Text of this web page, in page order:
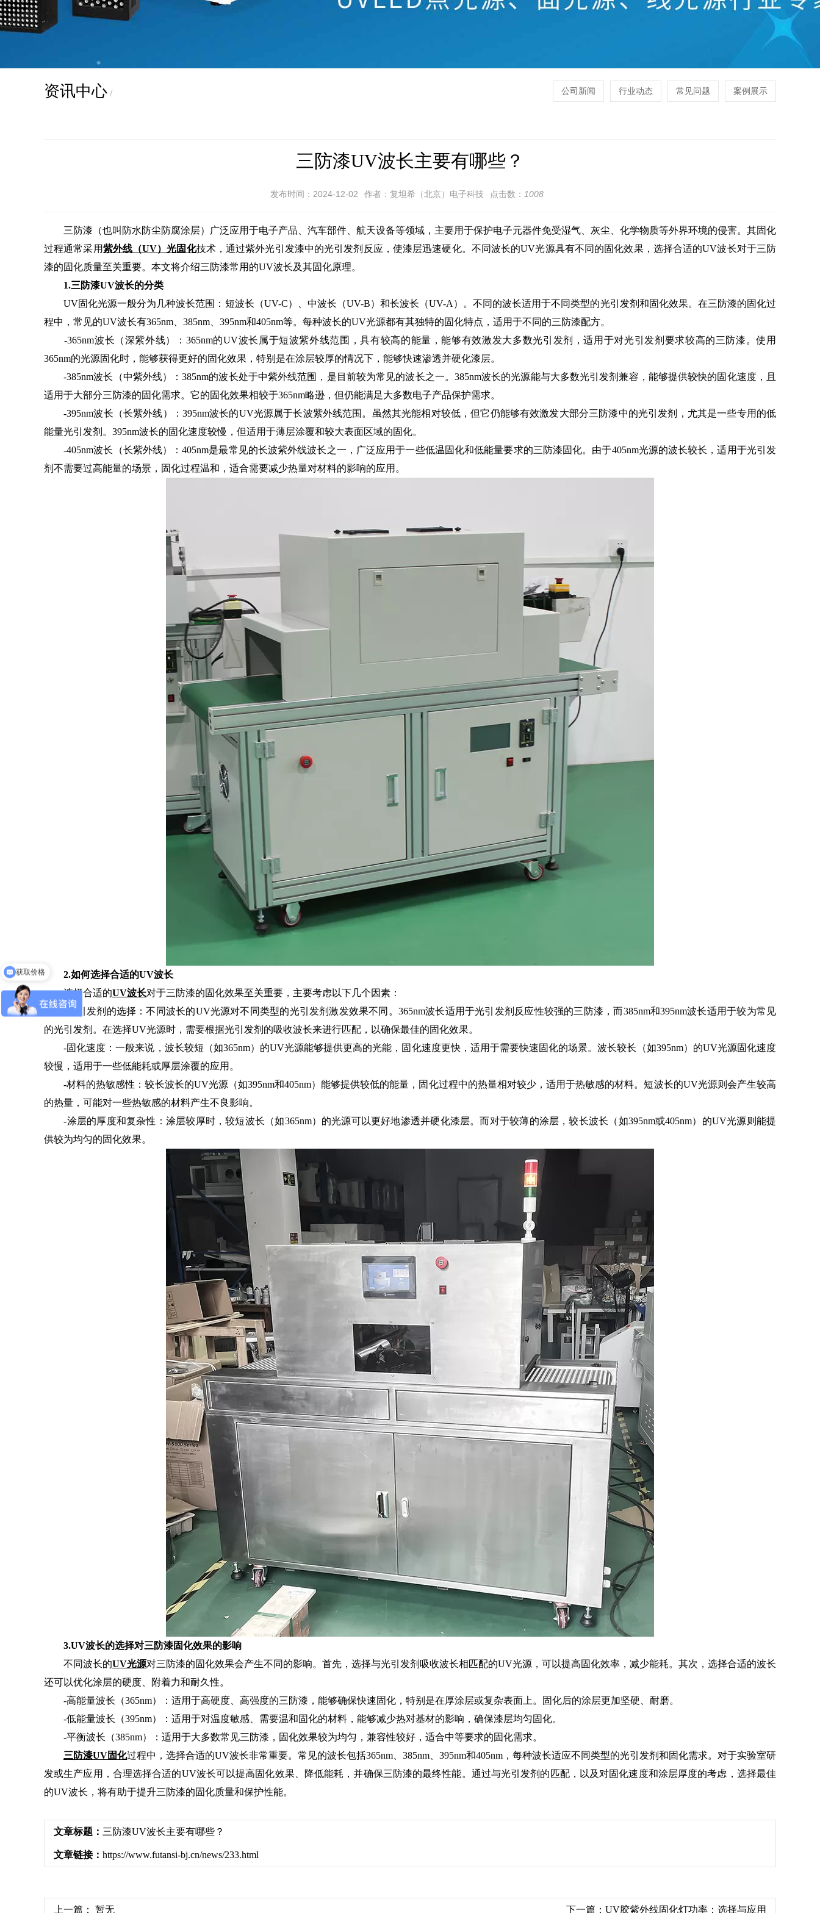
资讯中心 / 公司新闻 行业动态 常见问题 案例展示
三防漆UV波长主要有哪些？
发布时间：2024-12-02 作者：复坦希（北京）电子科技 点击数： 1008
三防漆（也叫防水防尘防腐涂层）广泛应用于电子产品、汽车部件、航天设备等领域，主要用于保护电子元器件免受湿气、灰尘、化学物质等外界环境的侵害。其固化
过程通常采用紫外线（UV）光固化技术，通过紫外光引发漆中的光引发剂反应，使漆层迅速硬化。不同波长的UV光源具有不同的固化效果，选择合适的UV波长对于三防
漆的固化质量至关重要。本文将介绍三防漆常用的UV波长及其固化原理。
1.三防漆UV波长的分类
UV固化光源一般分为几种波长范围：短波长（UV-C）、中波长（UV-B）和长波长（UV-A）。不同的波长适用于不同类型的光引发剂和固化效果。在三防漆的固化过
程中，常见的UV波长有365nm、385nm、395nm和405nm等。每种波长的UV光源都有其独特的固化特点，适用于不同的三防漆配方。
-365nm波长（深紫外线）：365nm的UV波长属于短波紫外线范围，具有较高的能量，能够有效激发大多数光引发剂，适用于对光引发剂要求较高的三防漆。使用
365nm的光源固化时，能够获得更好的固化效果，特别是在涂层较厚的情况下，能够快速渗透并硬化漆层。
-385nm波长（中紫外线）：385nm的波长处于中紫外线范围，是目前较为常见的波长之一。385nm波长的光源能与大多数光引发剂兼容，能够提供较快的固化速度，且
适用于大部分三防漆的固化需求。它的固化效果相较于365nm略逊，但仍能满足大多数电子产品保护需求。
-395nm波长（长紫外线）：395nm波长的UV光源属于长波紫外线范围。虽然其光能相对较低，但它仍能够有效激发大部分三防漆中的光引发剂，尤其是一些专用的低
能量光引发剂。395nm波长的固化速度较慢，但适用于薄层涂覆和较大表面区域的固化。
-405nm波长（长紫外线）：405nm是最常见的长波紫外线波长之一，广泛应用于一些低温固化和低能量要求的三防漆固化。由于405nm光源的波长较长，适用于光引发
剂不需要过高能量的场景，固化过程温和，适合需要减少热量对材料的影响的应用。
2.如何选择合适的UV波长
选择合适的UV波长对于三防漆的固化效果至关重要，主要考虑以下几个因素：
-光引发剂的选择：不同波长的UV光源对不同类型的光引发剂激发效果不同。365nm波长适用于光引发剂反应性较强的三防漆，而385nm和395nm波长适用于较为常见
的光引发剂。在选择UV光源时，需要根据光引发剂的吸收波长来进行匹配，以确保最佳的固化效果。
-固化速度：一般来说，波长较短（如365nm）的UV光源能够提供更高的光能，固化速度更快，适用于需要快速固化的场景。波长较长（如395nm）的UV光源固化速度
较慢，适用于一些低能耗或厚层涂覆的应用。
-材料的热敏感性：较长波长的UV光源（如395nm和405nm）能够提供较低的能量，固化过程中的热量相对较少，适用于热敏感的材料。短波长的UV光源则会产生较高
的热量，可能对一些热敏感的材料产生不良影响。
-涂层的厚度和复杂性：涂层较厚时，较短波长（如365nm）的光源可以更好地渗透并硬化漆层。而对于较薄的涂层，较长波长（如395nm或405nm）的UV光源则能提
供较为均匀的固化效果。
3.UV波长的选择对三防漆固化效果的影响
不同波长的UV光源对三防漆的固化效果会产生不同的影响。首先，选择与光引发剂吸收波长相匹配的UV光源，可以提高固化效率，减少能耗。其次，选择合适的波长
还可以优化涂层的硬度、附着力和耐久性。
-高能量波长（365nm）：适用于高硬度、高强度的三防漆，能够确保快速固化，特别是在厚涂层或复杂表面上。固化后的涂层更加坚硬、耐磨。
-低能量波长（395nm）：适用于对温度敏感、需要温和固化的材料，能够减少热对基材的影响，确保漆层均匀固化。
-平衡波长（385nm）：适用于大多数常见三防漆，固化效果较为均匀，兼容性较好，适合中等要求的固化需求。
三防漆UV固化过程中，选择合适的UV波长非常重要。常见的波长包括365nm、385nm、395nm和405nm，每种波长适应不同类型的光引发剂和固化需求。对于实验室研
发或生产应用，合理选择合适的UV波长可以提高固化效果、降低能耗，并确保三防漆的最终性能。通过与光引发剂的匹配，以及对固化速度和涂层厚度的考虑，选择最佳
的UV波长，将有助于提升三防漆的固化质量和保护性能。
文章标题： 三防漆UV波长主要有哪些？
文章链接： https://www.futansi-bj.cn/news/233.html
上一篇： 暂无 下一篇： UV胶紫外线固化灯功率：选择与应用
免费申请样机测试